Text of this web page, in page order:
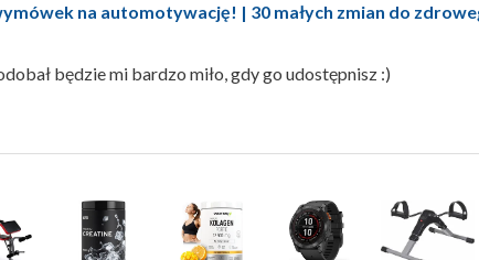
na automotywację! | 30 małych zmian do
będzie mi bardzo miło, gdy go udostępnisz :)